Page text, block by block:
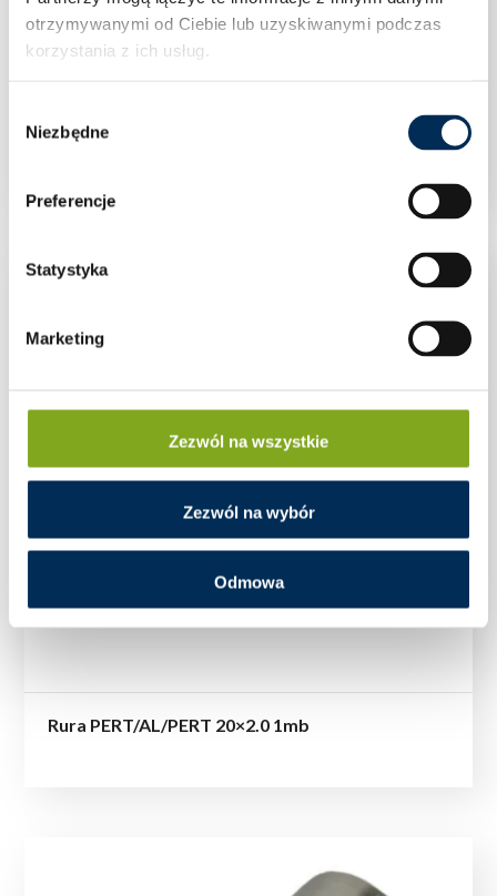
otrzymywanymi od Ciebie lub uzyskiwanymi podczas
korzystania z ich usług.
zgody
Niezbędne
Preferencje
Statystyka
Marketing
Zezwól na wszystkie
Zezwól na wybór
Odmowa
U/TH złączka zaprasowywana 20 PEX
Rura PERT/AL/PERT 20×2.0 1mb